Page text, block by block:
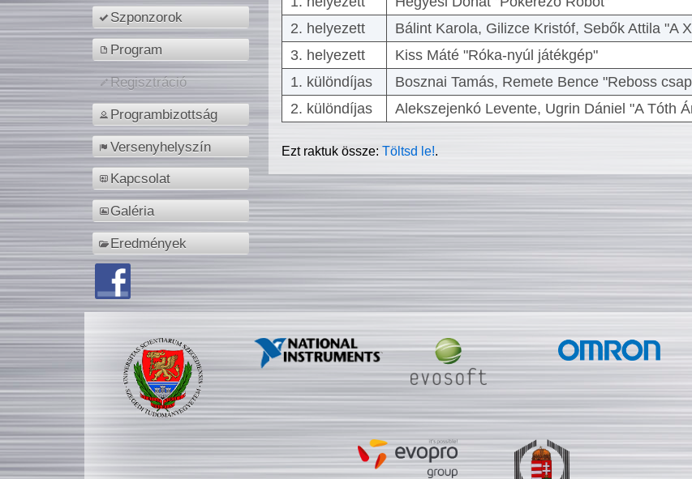
Szponzorok
Program
Regisztráció
Programbizottság
Versenyhelyszín
Kapcsolat
Galéria
Eredmények
2. helyezett
Bálint Karola, Gilizce Kristóf, Sebők Attila "A
3. helyezett
Kiss Máté "Róka-nyúl játékgép"
1. különdíjas
Bosznai Tamás, Remete Bence "Reboss
2. különdíjas
Alekszejenkó Levente, Ugrin Dániel "A Tóth
Ezt raktuk össze:Töltsd le!.